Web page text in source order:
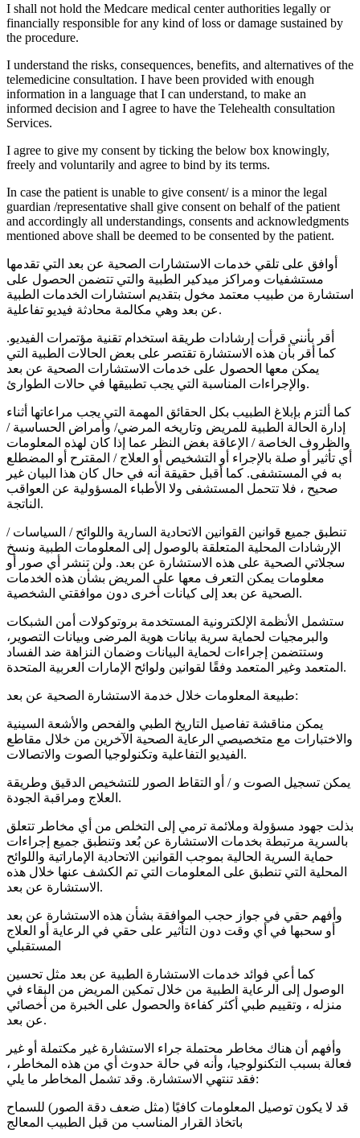
I shall not hold the Medcare medical center authorities legally or
financially responsible for any kind of loss or damage sustained by
the procedure.
I understand the risks, consequences, benefits, and alternatives of the
telemedicine consultation. I have been provided with enough
information in a language that I can understand, to make an
informed decision and I agree to have the Telehealth consultation
Services.
I agree to give my consent by ticking the below box knowingly,
freely and voluntarily and agree to bind by its terms.
In case the patient is unable to give consent/ is a minor the legal
guardian /representative shall give consent on behalf of the patient
and accordingly all understandings, consents and acknowledgments
mentioned above shall be deemed to be consented by the patient.
أوافق على تلقي خدمات الاستشارات الصحية عن بعد التي تقدمها
مستشفيات ومراكز ميدكير الطبية والتي تتضمن الحصول على
استشارة من طبيب معتمد مخول بتقديم استشارات الخدمات الطبية
عن بعد وهي مكالمة محادثة فيديو تفاعلية.
أقر بأنني قرأت إرشادات طريقة استخدام تقنية مؤتمرات الفيديو.
كما أقر بأن هذه الاستشارة تقتصر على بعض الحالات الطبية التي
يمكن معها الحصول على خدمات الاستشارات الصحية عن بعد
والإجراءات المناسبة التي يجب تطبيقها في حالات الطوارئ.
كما ألتزم بإبلاغ الطبيب بكل الحقائق المهمة التي يجب مراعاتها أثناء
إدارة الحالة الطبية للمريض وتاريخه المرضي/ وأمراض الحساسية /
والظروف الخاصة / الإعاقة بغض النظر عما إذا كان لهذه المعلومات
أي تأثير أو صلة بالإجراء أو التشخيص أو العلاج / المقترح أو المضطلع
به في المستشفى. كما أقبل حقيقة أنه في حال كان هذا البيان غير
صحيح ، فلا تتحمل المستشفى ولا الأطباء المسؤولية عن العواقب
الناتجة.
تنطبق جميع قوانين القوانين الاتحادية السارية واللوائح / السياسات /
الإرشادات المحلية المتعلقة بالوصول إلى المعلومات الطبية ونسخ
سجلاتي الصحية على هذه الاستشارة عن بعد. ولن تنشر أي صور أو
معلومات يمكن التعرف معها على المريض بشأن هذه الخدمات
الصحية عن بعد إلى كيانات أخرى دون موافقتي الشخصية.
ستشمل الأنظمة الإلكترونية المستخدمة بروتوكولات أمن الشبكات
والبرمجيات لحماية سرية بيانات هوية المرضى وبيانات التصوير،
وستتضمن إجراءات لحماية البيانات وضمان النزاهة ضد الفساد
المتعمد وغير المتعمد وفقًا لقوانين ولوائح الإمارات العربية المتحدة.
طبيعة المعلومات خلال خدمة الاستشارة الصحية عن بعد:
يمكن مناقشة تفاصيل التاريخ الطبي والفحص والأشعة السينية
والاختبارات مع متخصيصي الرعاية الصحية الآخرين من خلال مقاطع
الفيديو التفاعلية وتكنولوجيا الصوت والاتصالات.
يمكن تسجيل الصوت و / أو التقاط الصور للتشخيص الدقيق وطريقة
العلاج ومراقبة الجودة.
بذلت جهود مسؤولة وملائمة ترمي إلى التخلص من أي مخاطر تتعلق
بالسرية مرتبطة بخدمات الاستشارة عن بُعد وتنطبق جميع إجراءات
حماية السرية الحالية بموجب القوانين الاتحادية الإماراتية واللوائح
المحلية التي تنطبق على المعلومات التي تم الكشف عنها خلال هذه
الاستشارة عن بعد.
وأفهم حقي في جواز حجب الموافقة بشأن هذه الاستشارة عن بعد
أو سحبها في أي وقت دون التأثير على حقي في الرعاية أو العلاج
المستقبلي
كما أعي فوائد خدمات الاستشارة الطبية عن بعد مثل تحسين
الوصول إلى الرعاية الطبية من خلال تمكين المريض من البقاء في
منزله ، وتقييم طبي أكثر كفاءة والحصول على الخبرة من أخصائي
عن بعد.
وأفهم أن هناك مخاطر محتملة جراء الاستشارة غير مكتملة أو غير
فعالة بسبب التكنولوجيا، وأنه في حالة حدوث أي من هذه المخاطر ،
فقد تنتهي الاستشارة. وقد تشمل المخاطر ما يلي:
قد لا يكون توصيل المعلومات كافيًا (مثل ضعف دقة الصور) للسماح
باتخاذ القرار المناسب من قبل الطبيب المعالج